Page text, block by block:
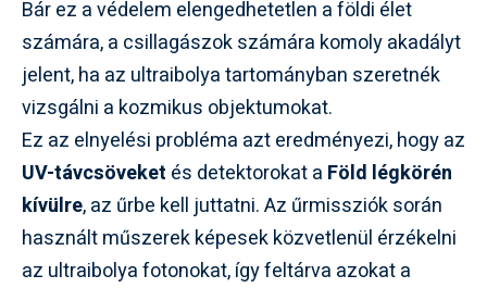
Bár ez a védelem elengedhetetlen a földi élet
számára, a csillagászok számára komoly akadályt
jelent, ha az ultraibolya tartományban szeretnék
vizsgálni a kozmikus objektumokat.
Ez az elnyelési probléma azt eredményezi, hogy az
UV-távcsöveket és detektorokat a Föld légkörén
kívülre, az űrbe kell juttatni. Az űrmissziók során
használt műszerek képesek közvetlenül érzékelni
az ultraibolya fotonokat, így feltárva azokat a